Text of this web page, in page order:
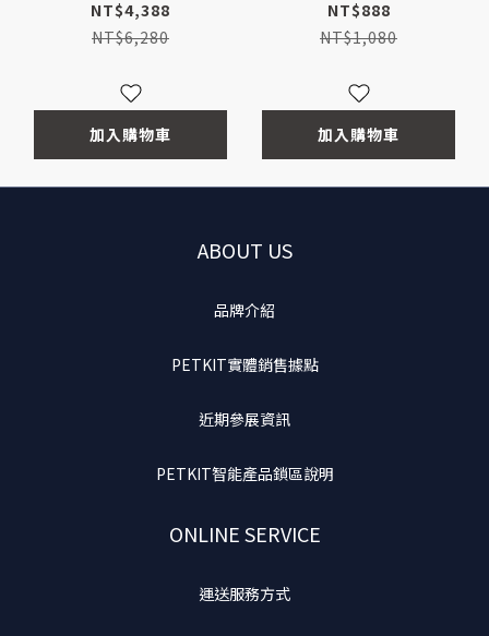
NT$4,388
NT$6,280
加入購物車
圓形濾心
NT$888
NT$1,080
加入購物車
ABOUT US
品牌介紹
PETKIT實體銷售據點
近期參展資訊
PETKIT智能產品鎖區說明
ONLINE SERVICE
運送服務方式